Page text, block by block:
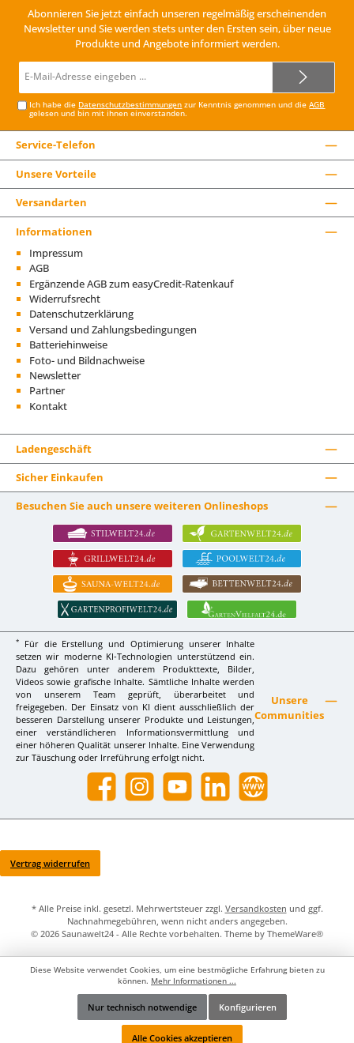
Abonnieren Sie jetzt einfach unseren regelmäßig erscheinenden
Newsletter und Sie werden stets unter den Ersten sein, über neue
Produkte und Angebote informiert werden.
Mail-
Ich habe die Datenschutzbestimmungen zur Kenntnis genommen und dieAGB
gelesen und bin mit ihnen einverstanden.
Service-Telefon
Unsere Vorteile
Versandarten
Informationen
Impressum
AGB
Ergänzende AGB zum easyCredit-Ratenkauf
Widerrufsrecht
Datenschutzerklärung
Versand und Zahlungsbedingungen
Batteriehinweise
Foto- und Bildnachweise
Newsletter
Partner
Kontakt
Ladengeschäft
Sicher Einkaufen
Besuchen Sie auch unsere weiteren Onlineshops
*
Für die Erstellung und Optimierung unserer Inhalte
setzen wir moderne KI-Technologien unterstützend ein.
Dazu gehören unter anderem Produkttexte, Bilder,
Videos sowie grafische Inhalte. Sämtliche Inhalte werden
von unserem Team geprüft, überarbeitet und
freigegeben. Der Einsatz von KI dient ausschließlich der
besseren Darstellung unserer Produkte und Leistungen,
einer verständlicheren Informationsvermittlung und
einer höheren Qualität unserer Inhalte. Eine Verwendung
zur Täuschung oder Irreführung erfolgt nicht.
Unsere
Communities
Facebook InstagramYouTube LinkedIn Website
Vertrag widerrufen
* Alle Preise inkl. gesetzl. Mehrwertsteuer zzgl. Versandkosten und ggf.
Nachnahmegebühren, wenn nicht anders angegeben.
© 2026 Saunawelt24 - Alle Rechte vorbehalten. Theme by ThemeWare®
Werkzeugleiste anzeigen
Diese Website verwendet Cookies, um eine bestmögliche Erfahrung bieten zu
können. Mehr Informationen ...
Nur technisch notwendige Konfigurieren
Alle Cookies akzeptieren